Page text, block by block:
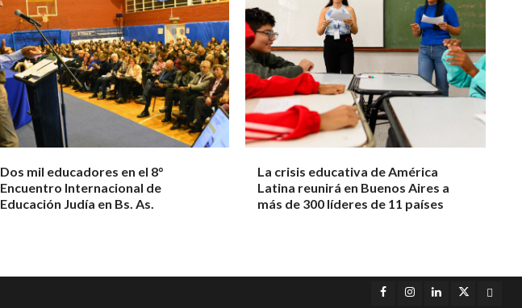
Dos mil educadores en el 8°
Encuentro Internacional de
Educación Judía en Bs. As.
La crisis educativa de América
Latina reunirá en Buenos Aires a
más de 300 líderes de 11 países
Facebook
Instagram
LinkedInTwitter